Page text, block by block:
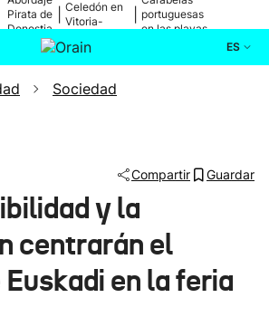
Pirata de
Donostia
Celedón en
Vitoria-
portuguesas
en las playas
ES
Actualidad
Ikusmiran
Eguraldia
Sociedad
Compartir Guardar
y la
centrarán el
en la feria